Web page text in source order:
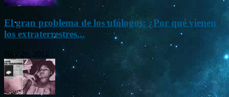
El gran problema de los ufólogos: ¿Por qué vienen
los extraterrestres...
Nov 26, 2012